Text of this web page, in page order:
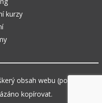
kurzy
obsah webu (pokud není
kopírovat.